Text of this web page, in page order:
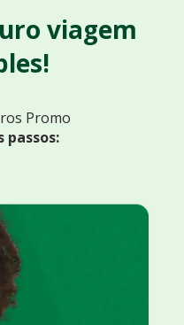
viagem
Promo
passos: